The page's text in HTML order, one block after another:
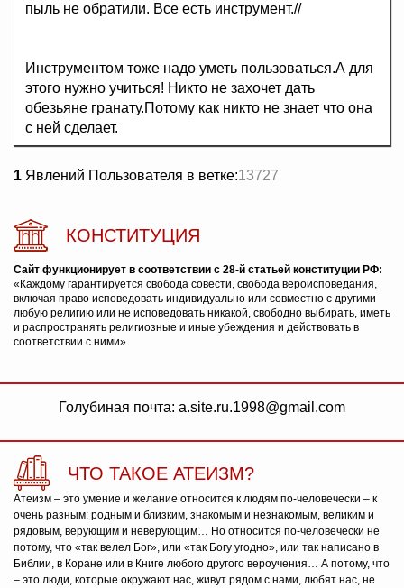
пыль не обратили. Все есть инструмент.//
Инструментом тоже надо уметь пользоваться.А для
этого нужно учиться! Никто не захочет дать
обезьяне гранату.Потому как никто не знает что она
с ней сделает.
1 Явлений Пользователя в ветке:13727
КОНСТИТУЦИЯ
Сайт функционирует в соответствии с 28-й статьей конституции РФ:
«Каждому гарантируется свобода совести, свобода вероисповедания,
включая право исповедовать индивидуально или совместно с другими
любую религию или не исповедовать никакой, свободно выбирать, иметь
и распространять религиозные и иные убеждения и действовать в
соответствии с ними».
Голубиная почта: a.site.ru.1998@gmail.com
ЧТО ТАКОЕ АТЕИЗМ?
Атеизм – это умение и желание относится к людям по-человечески – к
очень разным: родным и близким, знакомым и незнакомым, великим и
рядовым, верующим и неверующим… Но относится по-человечески не
потому, что «так велел Бог», или «так Богу угодно», или так написано в
Библии, в Коране или в Книге любого другого вероучения… А потому, что
– это люди, которые окружают нас, живут рядом с нами, любят нас, не